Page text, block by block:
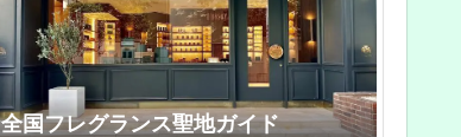
全国フレグランス聖地ガイド